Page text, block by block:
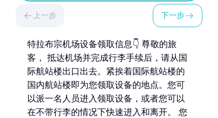
上一步 下一步
特拉布宗机场设备领取信息👇 尊敬的旅
客， 抵达机场并完成行李手续后，请从国
际航站楼出口出去。紧挨着国际航站楼的
国内航站楼即为您领取设备的地点。您可
以派一名人员进入领取设备，或者您可以
在不带行李的情况下快速进入和离开。 您